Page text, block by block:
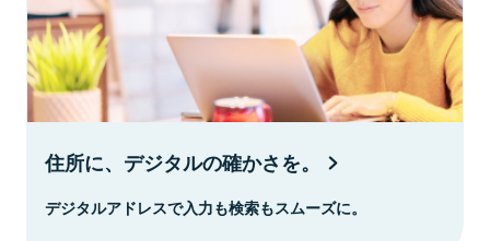
住所に、デジタルの確かさを。
デジタルアドレスで入力も検索もスムーズに。